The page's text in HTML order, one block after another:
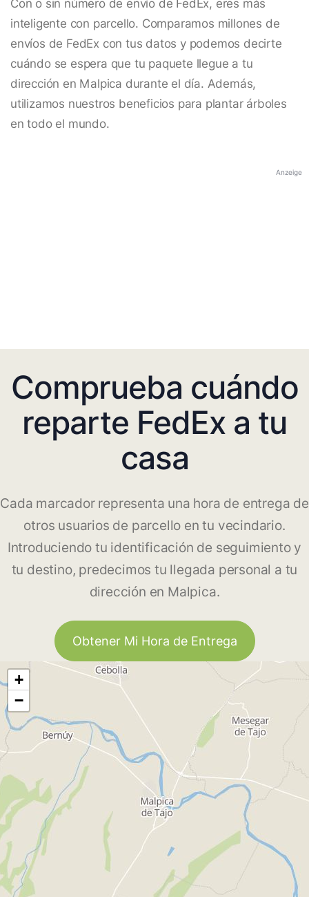
Con o sin número de envío de FedEx, eres más
inteligente con parcello. Comparamos millones de
envíos de FedEx con tus datos y podemos decirte
cuándo se espera que tu paquete llegue a tu
dirección en Malpica durante el día. Además,
utilizamos nuestros beneficios para plantar árboles
en todo el mundo.
Anzeige
Comprueba cuándo
reparte FedEx a tu
casa
Cada marcador representa una hora de entrega de
otros usuarios de parcello en tu vecindario.
Introduciendo tu identificación de seguimiento y
tu destino, predecimos tu llegada personal a tu
dirección en Malpica.
Obtener Mi Hora de Entrega
+
−